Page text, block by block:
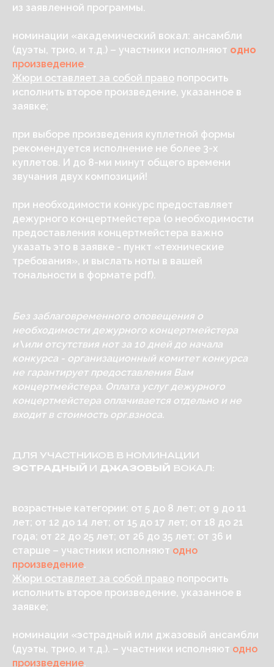
из заявленной программы.
номинации «академический вокал: ансамбли
(дуэты, трио, и т.д.) – участники исполняют одно
произведение.
Жюри оставляет за собой право попросить
исполнить второе произведение, указанное в
заявке;
при выборе произведения куплетной формы
рекомендуется исполнение не более 3-х
куплетов. И до 8-ми минут общего времени
звучания двух композиций!
при необходимости конкурс предоставляет
дежурного концертмейстера (о необходимости
предоставления концертмейстера важно
указать это в заявке - пункт «технические
требования», и выслать ноты в вашей
тональности в формате pdf).
Без заблаговременного оповещения о
необходимости дежурного концертмейстера
и\или отсутствия нот за 10 дней до начала
конкурса - организационный комитет конкурса
не гарантирует предоставления Вам
концертмейстера. Оплата услуг дежурного
концертмейстера оплачивается отдельно и не
входит в стоимость орг.взноса.
ДЛЯ УЧАСТНИКОВ В НОМИНАЦИИ
ЭСТРАДНЫЙ И ДЖАЗОВЫЙ ВОКАЛ:
возрастные категории: от 5 до 8 лет; от 9 до 11
лет; от 12 до 14 лет; от 15 до 17 лет; от 18 до 21
года; от 22 до 25 лет; от 26 до 35 лет; от 36 и
старше – участники исполняют одно
произведение.
Жюри оставляет за собой право попросить
исполнить второе произведение, указанное в
заявке;
номинации «эстрадный или джазовый ансамбли
(дуэты, трио, и т.д.). – участники исполняют одно
произведение.